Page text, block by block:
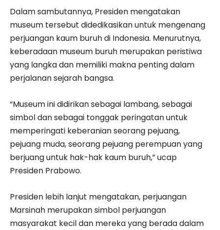
Dalam sambutannya, Presiden mengatakan
museum tersebut didedikasikan untuk mengenang
perjuangan kaum buruh di Indonesia. Menurutnya,
keberadaan museum buruh merupakan peristiwa
yang langka dan memiliki makna penting dalam
perjalanan sejarah bangsa.
“Museum ini didirikan sebagai lambang, sebagai
simbol dan sebagai tonggak peringatan untuk
memperingati keberanian seorang pejuang,
pejuang muda, seorang pejuang perempuan yang
berjuang untuk hak-hak kaum buruh,” ucap
Presiden Prabowo.
Presiden lebih lanjut mengatakan, perjuangan
Marsinah merupakan simbol perjuangan
masyarakat kecil dan mereka yang berada dalam